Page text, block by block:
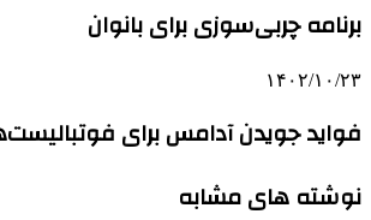
برنامه چربی‌سوزی برای بانوان
۱۴۰۲/۱۰/۲۳
فواید جویدن آدامس برای
نوشته های مشابه